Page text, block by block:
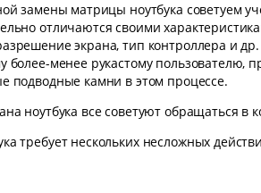
замены матрицы ноутбука советуем
отличаются своими
экрана, тип контроллера и др.
более-менее рукастому пользователю,
подводные камни в этом процессе.
ноутбука все советуют обращаться в
требует нескольких несложных